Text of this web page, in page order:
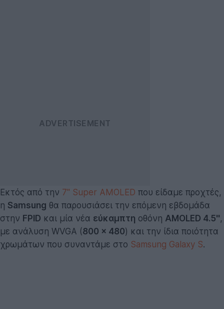
Εκτός από την 7'' Super AMOLED που είδαμε προχτές,
η Samsung θα παρουσιάσει την επόμενη εβδομάδα
στην FPID και μία νέα εύκαμπτη οθόνη AMOLED 4.5'',
με ανάλυση WVGA (800 x 480) και την ίδια ποιότητα
χρωμάτων που συναντάμε στο Samsung Galaxy S.